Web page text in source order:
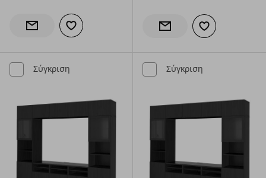
Ενημέρωση διαθεσιμότητας
Προσθήκη στα αγαπημέναΕνημέρωση διαθεσιμότητας
Προσθήκη στα
Σύγκριση Σύγκριση